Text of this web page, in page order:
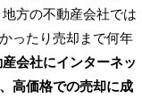
方の不動産会社では
ったり売却まで何年
会社にインターネッ
高価格での売却に成